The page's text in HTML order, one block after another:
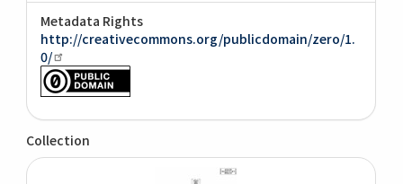
Metadata Rights
http://creativecommons.org/publicdomain/zero/1.
0/
Collection